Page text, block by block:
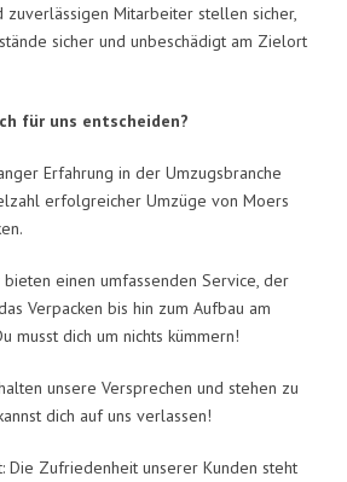
zuverlässigen Mitarbeiter stellen sicher,
sicher und unbeschädigt am Zielort
für uns entscheiden?
Erfahrung in der Umzugsbranche
erfolgreicher Umzüge von Moers
einen umfassenden Service, der
Verpacken bis hin zum Aufbau am
musst dich um nichts kümmern!
unsere Versprechen und stehen zu
dich auf uns verlassen!
Die Zufriedenheit unserer Kunden steht